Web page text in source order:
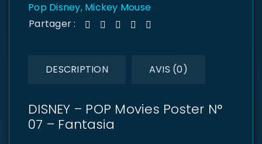
Pop Disney, Mickey Mouse
Partager :
DESCRIPTION AVIS (0)
DISNEY – POP Movies Poster N°
07 – Fantasia